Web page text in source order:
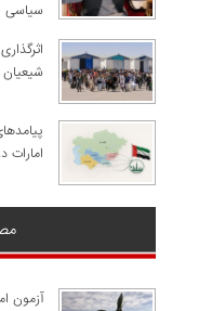
سیاسی
شیعیان
امارات
آزمون